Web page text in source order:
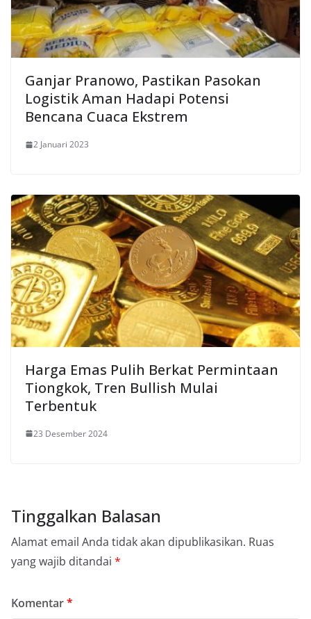
Ganjar Pranowo, Pastikan Pasokan
Logistik Aman Hadapi Potensi
Bencana Cuaca Ekstrem
2 Januari 2023
Harga Emas Pulih Berkat Permintaan
Tiongkok, Tren Bullish Mulai
Terbentuk
23 Desember 2024
Tinggalkan Balasan
Alamat email Anda tidak akan dipublikasikan. Ruas
yang wajib ditandai *
Komentar*